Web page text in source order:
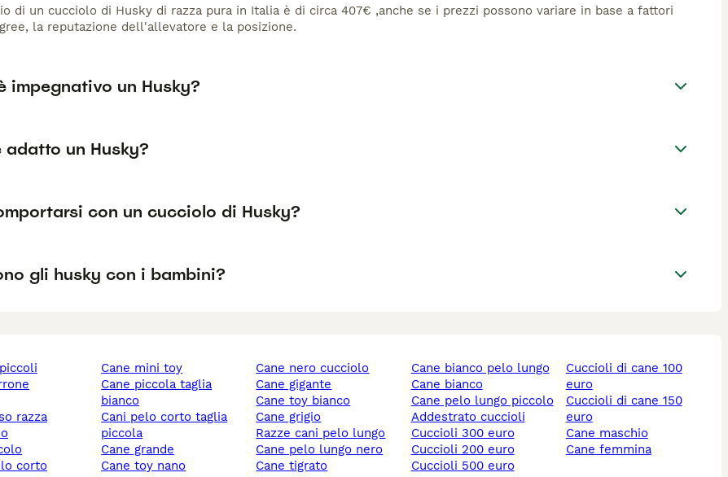
di un cucciolo di Husky di razza pura in Italia è di circa 407€ ,anche se i prezzi possono variare in base a fattori
la reputazione dell'allevatore e la posizione.
impegnativo un Husky?
adatto un Husky?
con un cucciolo di Husky?
gli husky con i bambini?
razza
corto
cane mini toy
cane piccola taglia
bianco
cani pelo corto taglia
piccola
cane grande
cane toy nano
cane nero cucciolo
cane gigante
cane toy bianco
cane grigio
razze cani pelo lungo
cane pelo lungo nero
cane tigrato
cane bianco pelo lungo
cane bianco
cane pelo lungo piccolo
addestrato cuccioli
cuccioli 300 euro
cuccioli 200 euro
cuccioli 500 euro
cuccioli di cane 100
euro
cuccioli di cane 150
euro
cane maschio
cane femmina